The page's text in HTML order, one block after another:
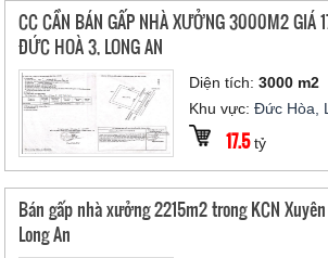
CC CẦN BÁN GẤP NHÀ XƯỞNG 3000M2 GIÁ
ĐỨC HOÀ 3, LONG AN
Diện tích:3000 m2
Khu vực:Đức Hòa,
17.5tỷ
Bán gấp nhà xưởng 2215m2 trong KCN
Long An